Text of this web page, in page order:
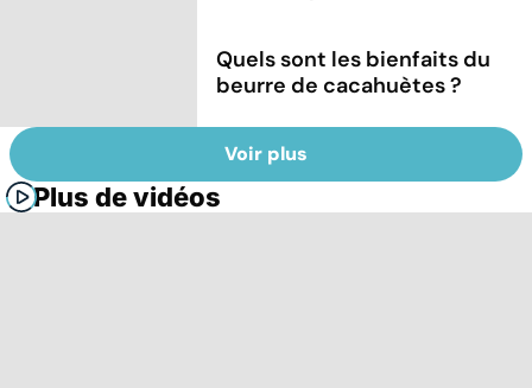
Quels sont les bienfaits du
beurre de cacahuètes ?
Voir plus
Plus de vidéos